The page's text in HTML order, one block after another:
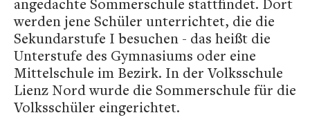
angedachte Sommerschule stattfindet. Dort
werden jene Schüler unterrichtet, die die
Sekundarstufe I besuchen - das heißt die
Unterstufe des Gymnasiums oder eine
Mittelschule im Bezirk. In der Volksschule
Lienz Nord wurde die Sommerschule für die
Volksschüler eingerichtet.